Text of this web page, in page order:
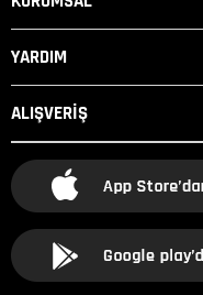
YARDIM
ALIŞVERİŞ